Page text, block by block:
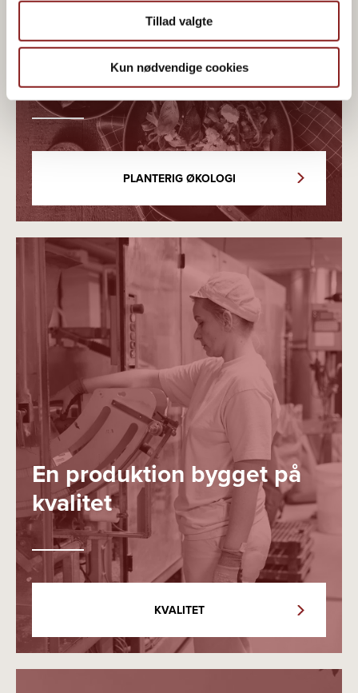
Tillad valgte
Kun nødvendige cookies
Økologisk & plantebaseret
madglæde
PLANTERIG ØKOLOGI
En produktion bygget på
kvalitet
KVALITET